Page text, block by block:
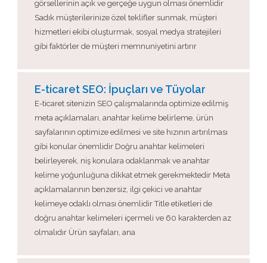
görsellerinin açık ve gerçeğe uygun olması önemlidir
Sadık müşterilerinize özel teklifler sunmak, müşteri
hizmetleri ekibi oluşturmak, sosyal medya stratejileri
gibi faktörler de müşteri memnuniyetini artırır
E-ticaret SEO: İpuçları ve Tüyolar
E-ticaret sitenizin SEO çalışmalarında optimize edilmiş
meta açıklamaları, anahtar kelime belirleme, ürün
sayfalarının optimize edilmesi ve site hızının artırılması
gibi konular önemlidir Doğru anahtar kelimeleri
belirleyerek, niş konulara odaklanmak ve anahtar
kelime yoğunluğuna dikkat etmek gerekmektedir Meta
açıklamalarının benzersiz, ilgi çekici ve anahtar
kelimeye odaklı olması önemlidir Title etiketleri de
doğru anahtar kelimeleri içermeli ve 60 karakterden az
olmalıdır Ürün sayfaları, ana